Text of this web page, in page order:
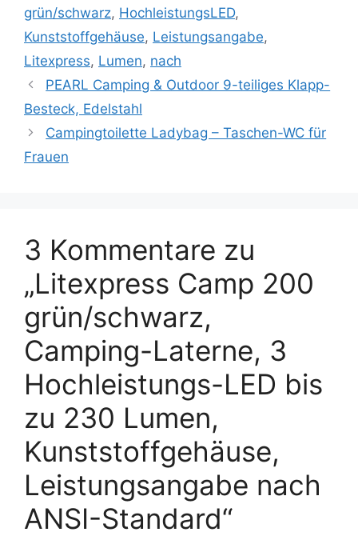
grün/schwarz, HochleistungsLED,
Kunststoffgehäuse, Leistungsangabe,
Litexpress, Lumen, nach
PEARL Camping & Outdoor 9-teiliges Klapp-
Besteck, Edelstahl
Campingtoilette Ladybag – Taschen-WC für
Frauen
3 Kommentare zu
„Litexpress Camp 200
grün/schwarz,
Camping-Laterne, 3
Hochleistungs-LED bis
zu 230 Lumen,
Kunststoffgehäuse,
Leistungsangabe nach
ANSI-Standard“